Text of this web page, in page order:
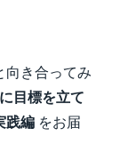
向き合ってみ
目標を立て
践編 をお届